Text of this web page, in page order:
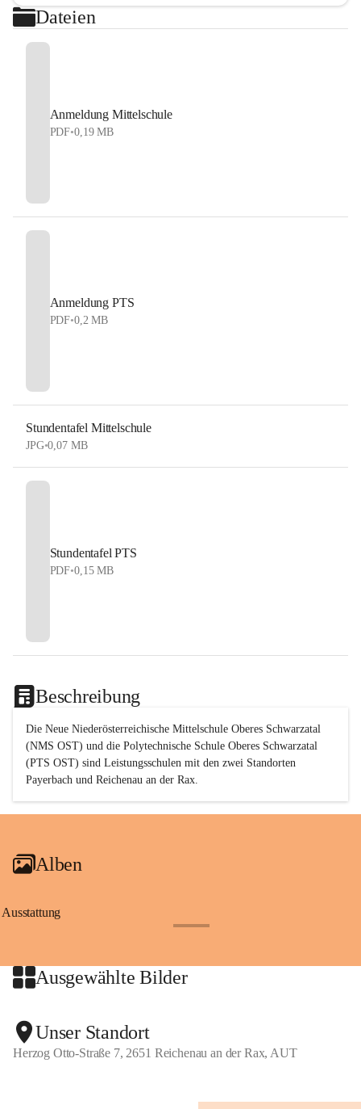
Dateien
Anmeldung Mittelschule
PDF•0,19 MB
Anmeldung PTS
PDF•0,2 MB
Stundentafel Mittelschule
JPG•0,07 MB
Stundentafel PTS
PDF•0,15 MB
Beschreibung
Die Neue Niederösterreichische Mittelschule Oberes Schwarzatal
(NMS OST) und die Polytechnische Schule Oberes Schwarzatal
(PTS OST) sind Leistungsschulen mit den zwei Standorten
Payerbach und Reichenau an der Rax.
Alben
Ausstattung
Ausgewählte Bilder
Unser Standort
Herzog Otto-Straße 7, 2651 Reichenau an der Rax, AUT